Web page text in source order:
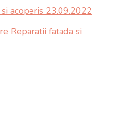
acoperis 23.09.2022
Reparatii fatada si